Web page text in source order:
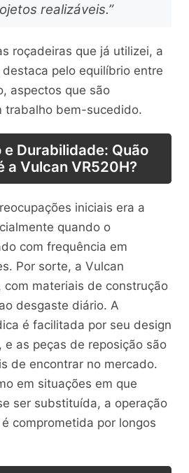
realizáveis.”
roçadeiras que já utilizei, a
pelo equilíbrio entre
aspectos que são
trabalho bem-sucedido.
Durabilidade: Quão
a Vulcan VR520H?
iniciais era a
quando o
com frequência em
Por sorte, a Vulcan
com materiais de construção
desgaste diário. A
é facilitada por seu design
e as peças de reposição são
de encontrar no mercado.
em situações em que
ser substituída, a operação
comprometida por longos